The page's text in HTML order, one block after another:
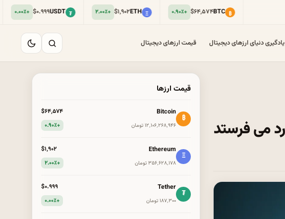
₿
BTC$۶۴٬۵۷۴ Ξ
ETH$۱٬۹۰۲ ₮
USDT$۰.۹۹۹
یادگیری دنیای ارزهای دیجیتال قیمت ارزهای دیجیتال
قیمت ارزها
₿
Bitcoin
۱۲٬۱۰۶٬۲۶۸٬۹۴۶ تومان
$۶۴٬۵۷۴
+۰.۹۰٪
Ξ
Ethereum
۳۵۶٬۶۲۸٬۱۷۸ تومان
$۱٬۹۰۲
+۲.۰۰٪
₮
Tether
۱۸۷٬۳۰۰ تومان
$۰.۹۹۹
+۰.۰۰٪